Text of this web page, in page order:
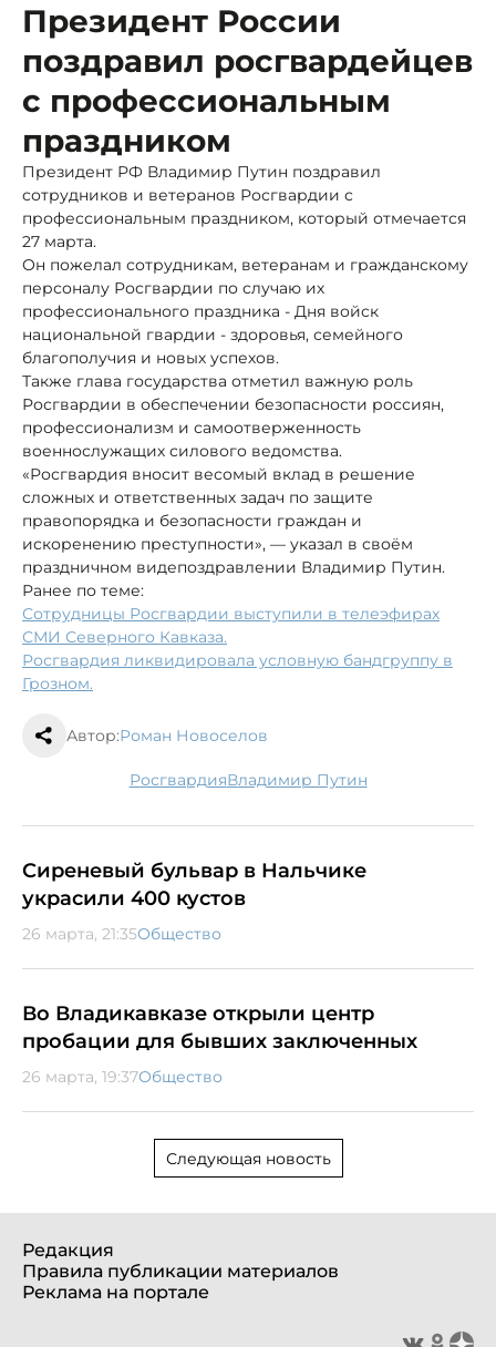
Президент России
поздравил росгвардейцев
с профессиональным
праздником
Президент РФ Владимир Путин поздравил
сотрудников и ветеранов Росгвардии с
профессиональным праздником, который отмечается
27 марта.
Он пожелал сотрудникам, ветеранам и гражданскому
персоналу Росгвардии по случаю их
профессионального праздника - Дня войск
национальной гвардии - здоровья, семейного
благополучия и новых успехов.
Также глава государства отметил важную роль
Росгвардии в обеспечении безопасности россиян,
профессионализм и самоотверженность
военнослужащих силового ведомства.
«Росгвардия вносит весомый вклад в решение
сложных и ответственных задач по защите
правопорядка и безопасности граждан и
искоренению преступности», — указал в своём
праздничном видепоздравлении Владимир Путин.
Ранее по теме:
Сотрудницы Росгвардии выступили в телеэфирах
СМИ Северного Кавказа.
Росгвардия ликвидировала условную бандгруппу в
Грозном.
Автор:Роман Новоселов
Росгвардия Владимир Путин
Сиреневый бульвар в Нальчике
украсили 400 кустов
26 марта, 21:35Общество
Во Владикавказе открыли центр
пробации для бывших заключенных
26 марта, 19:37Общество
Следующая новость
Редакция
Правила публикации материалов
Реклама на портале